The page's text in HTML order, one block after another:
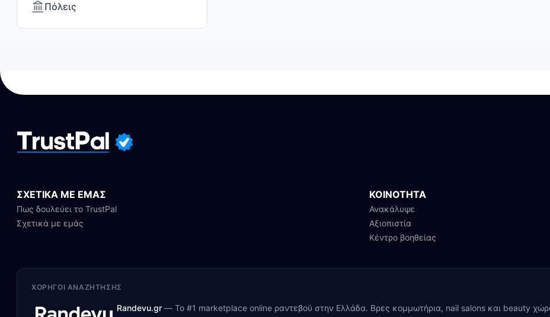
Πόλεις
ΣΧΕΤΙΚΑ ΜΕ ΕΜΑΣ
Πως δουλεύει το TrustPal
Σχετικά με εμάς
ΚΟΙΝΟΤΗΤΑ
Ανακάλυψε
Αξιοπιστία
Κέντρο βοηθείας
ΧΟΡΗΓΟΊ ΑΝΑΖΉΤΗΣΗΣ
Randevu.gr — Το #1 marketplace online ραντεβού στην Ελλάδα. Βρες κομμωτήρια, nail salons και beauty